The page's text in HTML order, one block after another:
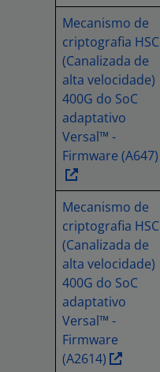
Mecanismo de
criptografia HSC
(Canalizada de
alta velocidade)
400G do SoC
adaptativo
Versal™ -
Firmware (A647)
Mecanismo de
criptografia HSC
(Canalizada de
alta velocidade)
400G do SoC
adaptativo
Versal™ -
Firmware
(A2614)